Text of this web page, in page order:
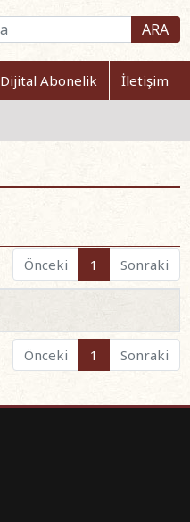
ARA
Dijital Abonelik İletişim
Önceki
1 Sonraki
Önceki 1 Sonraki